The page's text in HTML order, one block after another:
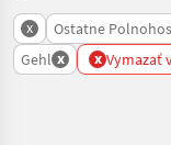
x Ostatne
Gehl x x Vymazať